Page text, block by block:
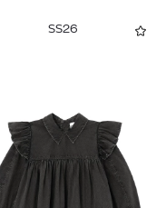
SS26